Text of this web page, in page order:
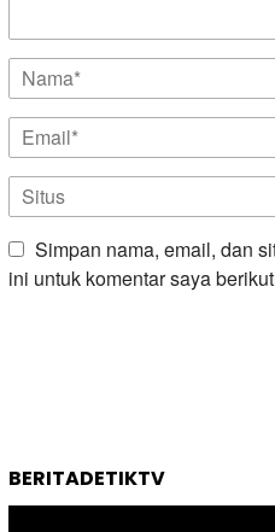
Simpan nama, email, dan
ini untuk komentar saya
BERITADETIKTV